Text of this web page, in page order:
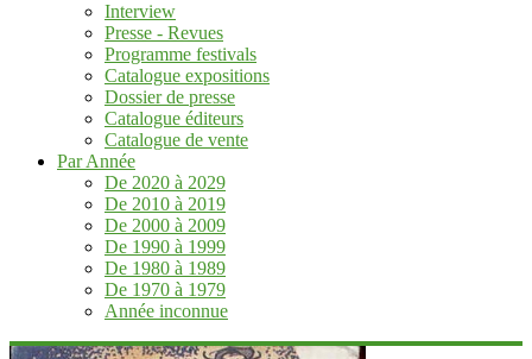
Interview
Presse - Revues
Programme festivals
Catalogue expositions
Dossier de presse
Catalogue éditeurs
Catalogue de vente
Par Année
De 2020 à 2029
De 2010 à 2019
De 2000 à 2009
De 1990 à 1999
De 1980 à 1989
De 1970 à 1979
Année inconnue